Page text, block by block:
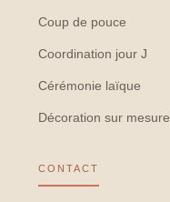
Coup de pouce
Coordination jour J
Cérémonie laïque
Décoration sur mesure
CONTACT